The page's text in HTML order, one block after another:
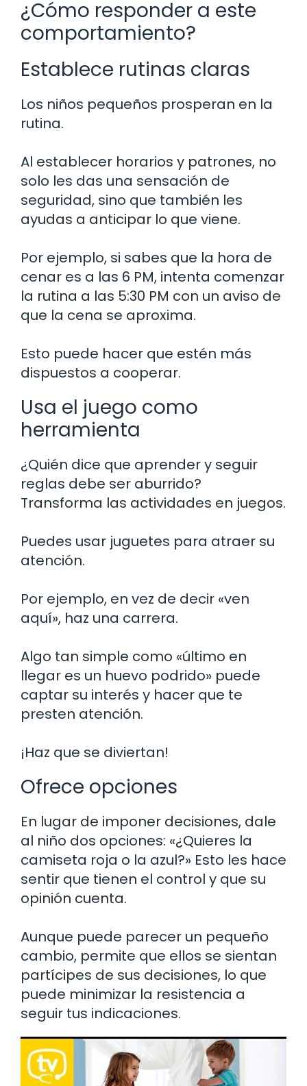
¿Cómo responder a este
comportamiento?
Establece rutinas claras
Los niños pequeños prosperan en la
rutina.
Al establecer horarios y patrones, no
solo les das una sensación de
seguridad, sino que también les
ayudas a anticipar lo que viene.
Por ejemplo, si sabes que la hora de
cenar es a las 6 PM, intenta comenzar
la rutina a las 5:30 PM con un aviso de
que la cena se aproxima.
Esto puede hacer que estén más
dispuestos a cooperar.
Usa el juego como
herramienta
¿Quién dice que aprender y seguir
reglas debe ser aburrido?
Transforma las actividades en juegos.
Puedes usar juguetes para atraer su
atención.
Por ejemplo, en vez de decir «ven
aquí», haz una carrera.
Algo tan simple como «último en
llegar es un huevo podrido» puede
captar su interés y hacer que te
presten atención.
¡Haz que se diviertan!
Ofrece opciones
En lugar de imponer decisiones, dale
al niño dos opciones: «¿Quieres la
camiseta roja o la azul?» Esto les hace
sentir que tienen el control y que su
opinión cuenta.
Aunque puede parecer un pequeño
cambio, permite que ellos se sientan
partícipes de sus decisiones, lo que
puede minimizar la resistencia a
seguir tus indicaciones.